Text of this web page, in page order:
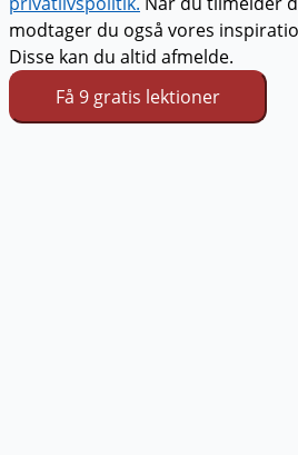
modtager du også vores
Disse kan du altid afmelde.
Få 9 gratis lektioner